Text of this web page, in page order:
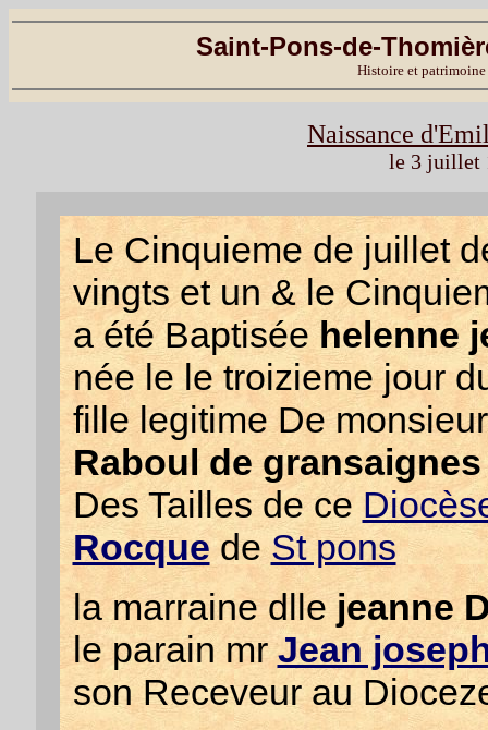
Saint-Pons-de-
Histoire et
Naissance
le 3 juillet
Le Cinquieme de juillet
vingts et un & le
a été Baptiséehelenne
née le le troizieme jour
fille legitime De
Raboul de gransaignes
Des Tailles de ce
RocquedeSt pons
la marraine dllejeanne
le parain mrJean
son Receveur au